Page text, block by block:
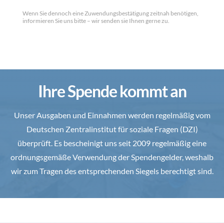
Wenn Sie dennoch eine Zuwendungsbestätigung zeitnah benötigen,
informieren Sie uns bitte – wir senden sie Ihnen gerne zu.
Ihre Spende kommt an
Unser Ausgaben und Einnahmen werden regelmäßig vom
Deutschen Zentralinstitut für soziale Fragen (DZI)
überprüft. Es bescheinigt uns seit 2009 regelmäßig eine
ordnungsgemäße Verwendung der Spendengelder, weshalb
wir zum Tragen des entsprechenden Siegels berechtigt sind.